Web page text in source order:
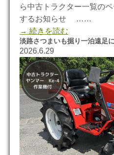
ら中古トラクター一覧の
するお知らせ ……
→ 続きを読む
淡路さつまいも掘り一泊遠足
2026.6.29